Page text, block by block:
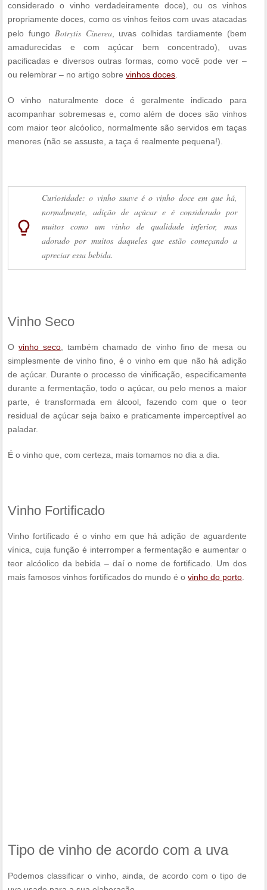
considerado o vinho verdadeiramente doce), ou os vinhos
propriamente doces, como os vinhos feitos com uvas atacadas
pelo fungo Botrytis Cinerea, uvas colhidas tardiamente (bem
amadurecidas e com açúcar bem concentrado), uvas
pacificadas e diversos outras formas, como você pode ver –
ou relembrar – no artigo sobrevinhos doces
O vinho naturalmente doce é geralmente indicado para
acompanhar sobremesas e, como além de doces são vinhos
com maior teor alcóolico, normalmente são servidos em taças
menores (não se assuste, a taça é realmente pequena!).
lightbulb_outline
Curiosidade: o vinho suave é o vinho doce em que há,
normalmente, adição de açúcar e é considerado por
muitos como um vinho de qualidade inferior, mas
adorado por muitos daqueles que estão começando a
apreciar essa bebida.
Vinho Seco
Ovinho seco , também chamado de vinho fino de mesa ou
simplesmente de vinho fino, é o vinho em que não há adição
de açúcar. Durante o processo de vinificação, especificamente
durante a fermentação, todo o açúcar, ou pelo menos a maior
parte, é transformada em álcool, fazendo com que o teor
residual de açúcar seja baixo e praticamente imperceptível ao
paladar.
É o vinho que, com certeza, mais tomamos no dia a dia.
Vinho Fortificado
Vinho fortificado é o vinho em que há adição de aguardente
vínica, cuja função é interromper a fermentação e aumentar o
teor alcóolico da bebida – daí o nome de fortificado. Um dos
mais famosos vinhos fortificados do mundo é ovinho do porto
Tipo de vinho de acordo com a uva
Podemos classificar o vinho, ainda, de acordo com o tipo de